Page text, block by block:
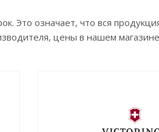
Это означает, что вся
цены в нашем магазине